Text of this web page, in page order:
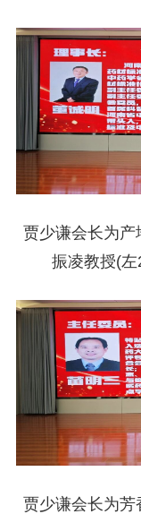
贾少谦会长为产
振凌教授(
贾少谦会长为芳